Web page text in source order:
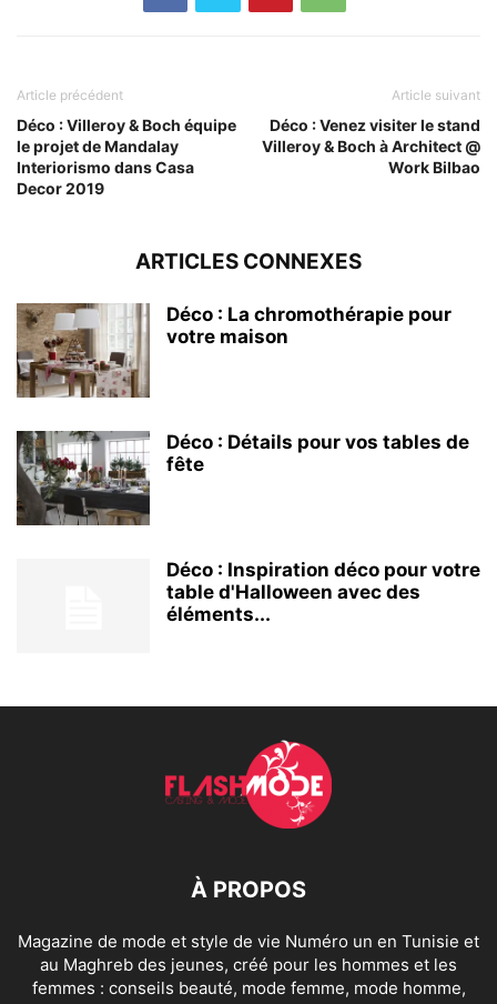
Article précédent
Déco : Villeroy & Boch équipe
le projet de Mandalay
Interiorismo dans Casa
Decor 2019
Article suivant
Déco : Venez visiter le stand
Villeroy & Boch à Architect @
Work Bilbao
ARTICLES CONNEXES
Déco : La chromothérapie pour
votre maison
Déco : Détails pour vos tables de
fête
Déco : Inspiration déco pour votre
table d'Halloween avec des
éléments...
À PROPOS
Magazine de mode et style de vie Numéro un en Tunisie et
au Maghreb des jeunes, créé pour les hommes et les
femmes : conseils beauté, mode femme, mode homme,